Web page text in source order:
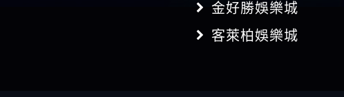
金好勝娛樂城
客萊柏娛樂城